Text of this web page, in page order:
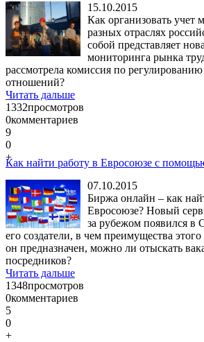
15.10.2015
Как организовать учет
разных отраслях
собой представляет
мониторинга рынка
рассмотрела комиссия по
отношений?
Читать дальше
1332просмотров
0комментариев
9
0
+
Как найти работу в Евросоюзе с
07.10.2015
Биржа онлайн – как
Евросоюзе? Новый
за рубежом появился в
его создатели, в чем преимущества
он предназначен, можно ли отыскать
посредников?
Читать дальше
1348просмотров
0комментариев
5
0
+